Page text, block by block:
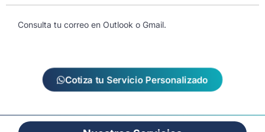
Consulta tu correo en Outlook o Gmail.
Cotiza tu Servicio Personalizado